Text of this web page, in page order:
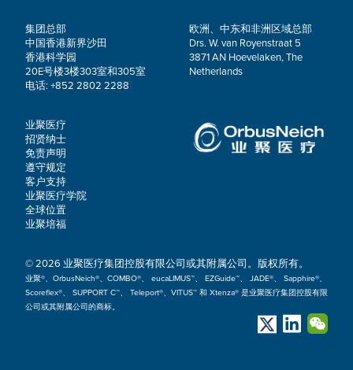
集团总部
中国香港新界沙田
香港科学园
20E号楼3楼303室和305室
电话: +852 2802 2288
欧洲、中东和非洲区域总部
Drs. W. van Royenstraat 5
3871 AN Hoevelaken, The
Netherlands
业聚医疗
招贤纳士
免责声明
遵守规定
客户支持
业聚医疗学院
全球位置
业聚培福
© 2026 业聚医疗集团控股有限公司或其附属公司。版权所有。
业聚®、OrbusNeich®、COMBO®、 eucaLIMUS™、 EZGuide™、 JADE®、 Sapphire®、
Scoreflex®、 SUPPORT C™、 Teleport®、VITUS™ 和 Xtenza® 是业聚医疗集团控股有限
公司或其附属公司的商标。